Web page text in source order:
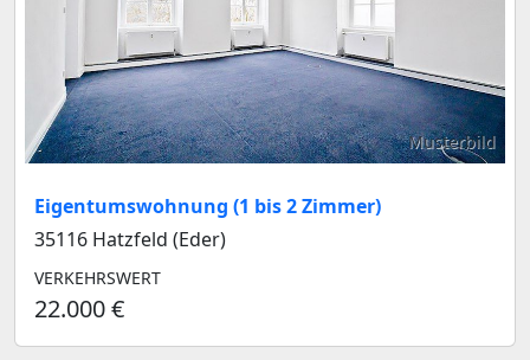
Musterbild
Eigentumswohnung (1 bis 2 Zimmer)
35116 Hatzfeld (Eder)
VERKEHRSWERT
22.000 €